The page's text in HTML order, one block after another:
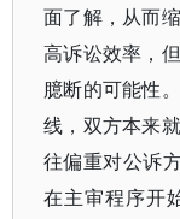
面了解，从而
高诉讼效率，
臆断的可能性
线，双方本来
往偏重对公诉
在主审程序开